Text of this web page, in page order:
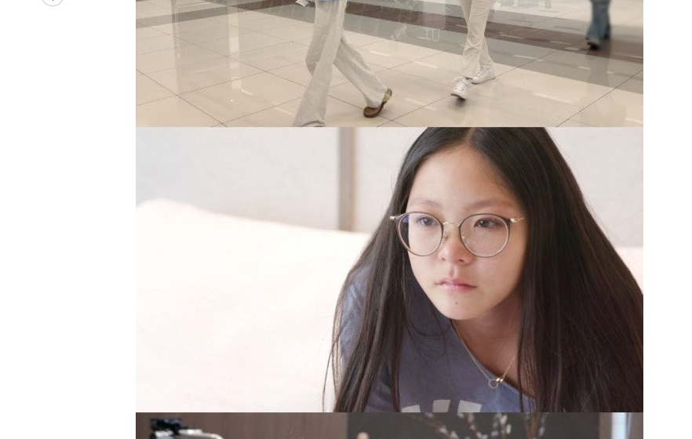
내일까지 39도 '펄펄'…기상청 "태풍 지나며 폭염 잠시 꺾인다"
트럼프, 한국계 진보 주지사 후보 맹공…"공산주의가 최대 위협"
"美간섭에 합의 지연"…트럼프, '이란 호르무즈 통제권' 수용할까
[속보]산업장관 "李정부, 원전 반대 안해…안정 전력 위해 불가피"
[속보]경찰, '홍명보 선임 논란' 대한축구협회·축구회관 등 압수수색
서울 열대야 15일째 지속…비공식 '초열대야' 30도 넘어